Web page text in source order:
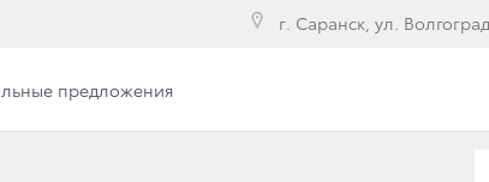
г. Саранск, ул.
предложения